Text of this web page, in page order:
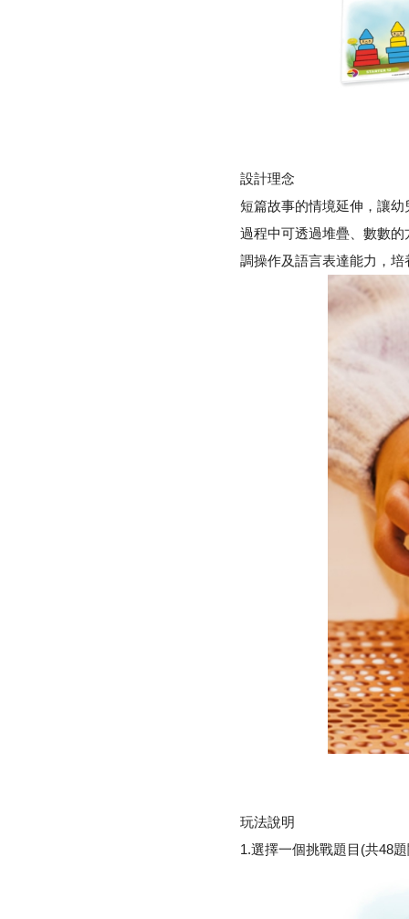
設計理念
短篇故事的情境延伸，讓
過程中可透過堆疊、數數
調操作及語言表達能力，
玩法說明
1.選擇一個挑戰題目(共48